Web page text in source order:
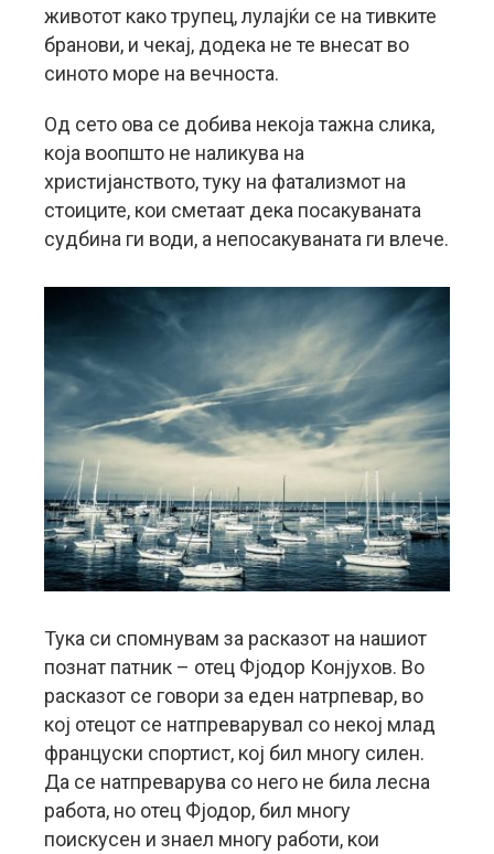
животот како трупец, лулајќи се на тивките
бранови, и чекај, додека не те внесат во
синото море на вечноста.
Од сето ова се добива некоја тажна слика,
која воопшто не наликува на
христијанството, туку на фатализмот на
стоиците, кои сметаат дека посакуваната
судбина ги води, а непосакуваната ги влече.
Тука си спомнувам за расказот на нашиот
познат патник – отец Фјодор Конјухов. Во
расказот се говори за еден натрпевар, во
кој отецот се натпреварувал со некој млад
француски спортист, кој бил многу силен.
Да се натпреварува со него не била лесна
работа, но отец Фјодор, бил многу
поискусен и знаел многу работи, кои